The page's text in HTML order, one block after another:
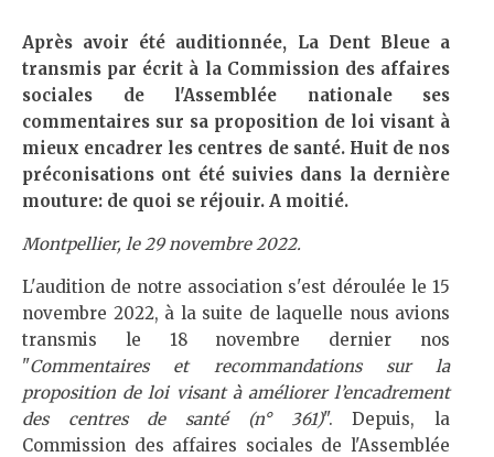
Après avoir été auditionnée, La Dent Bleue a
transmis par écrit à la Commission des affaires
sociales de l'Assemblée nationale ses
commentaires sur sa proposition de loi visant à
mieux encadrer les centres de santé. Huit de nos
préconisations ont été suivies dans la dernière
mouture: de quoi se réjouir. A moitié.
Montpellier, le 29 novembre 2022.
L'audition de notre association s'est déroulée le 15
novembre 2022, à la suite de laquelle nous avions
transmis le 18 novembre dernier nos
"Commentaires et recommandations sur la
proposition de loi visant à améliorer l’encadrement
des centres de santé (n° 361)". Depuis, la
Commission des affaires sociales de l'Assemblée